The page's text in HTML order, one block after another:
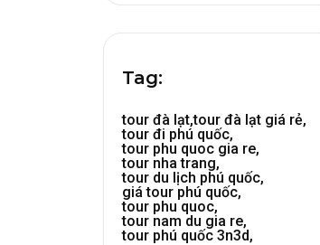
Tag:
tour đà lạt,tour đà lạt giá rẻ,
tour đi phú quốc,
tour phu quoc gia re,
tour nha trang,
tour du lịch phú quốc,
giá tour phú quốc,
tour phu quoc,
tour nam du gia re,
tour phú quốc 3n3d,